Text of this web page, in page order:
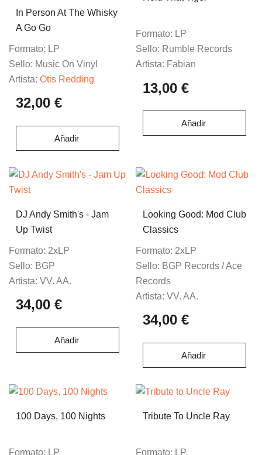
In Person At The Whisky
A Go Go
Formato: LP
Sello: Music On Vinyl
Artista: Otis Redding
32,00 €
Añadir
Formato: LP
Sello: Rumble Records
Artista: Fabian
13,00 €
Añadir
DJ Andy Smith's - Jam
Up Twist
Formato: 2xLP
Sello: BGP
Artista: VV. AA.
34,00 €
Añadir
Looking Good: Mod Club
Classics
Formato: 2xLP
Sello: BGP Records ‎/ Ace
Records
Artista: VV. AA.
34,00 €
Añadir
100 Days, 100 Nights
Formato: LP
Tribute To Uncle Ray
Formato: LP